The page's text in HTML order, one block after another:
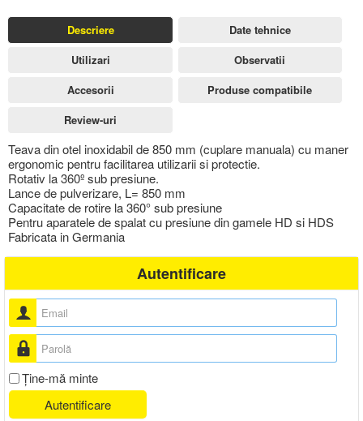
Descriere
Teava din otel inoxidabil de 850 mm (cuplare manuala) cu maner
ergonomic pentru facilitarea utilizarii si protectie.
Rotativ la 360º sub presiune.
Lance de pulverizare, L= 850 mm
Capacitate de rotire la 360° sub presiune
Pentru aparatele de spalat cu presiune din gamele HD si HDS
Fabricata in Germania
Date tehnice
Utilizari
Observatii
Accesorii
Produse compatibile
Review-uri
Autentificare
Nume utilizator
Parolă
Ţine-mă minte
Autentificare